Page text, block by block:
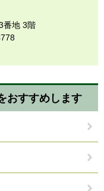
番地 3階
おすすめします